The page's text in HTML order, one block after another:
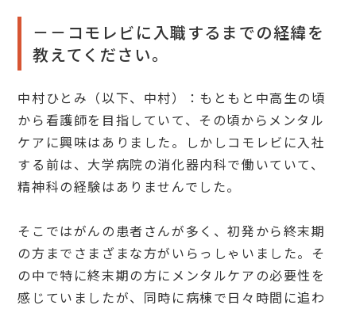
－－コモレビに入職するまでの経緯を
教えてください。
中村ひとみ（以下、中村）：もともと中高生の頃
から看護師を目指していて、その頃からメンタル
ケアに興味はありました。しかしコモレビに入社
する前は、大学病院の消化器内科で働いていて、
精神科の経験はありませんでした。
そこではがんの患者さんが多く、初発から終末期
の方までさまざまな方がいらっしゃいました。そ
の中で特に終末期の方にメンタルケアの必要性を
感じていましたが、同時に病棟で日々時間に追わ